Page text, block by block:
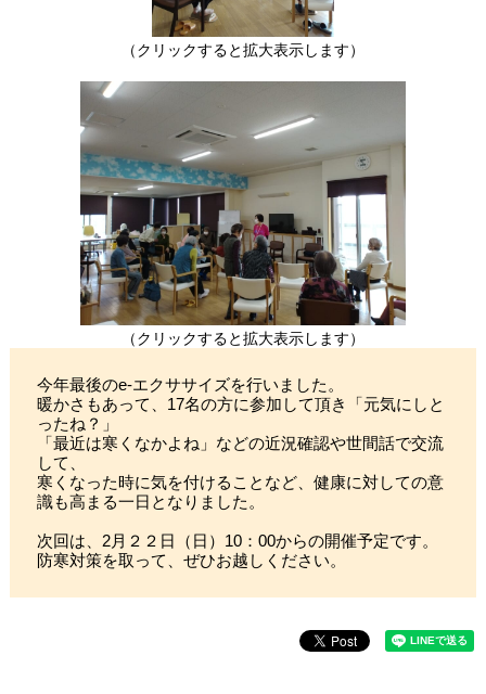
（クリックすると拡大表示します）
（クリックすると拡大表示します）
今年最後のe-エクササイズを行いました。
暖かさもあって、17名の方に参加して頂き「元気にしと
ったね？」
「最近は寒くなかよね」などの近況確認や世間話で交流
して、
寒くなった時に気を付けることなど、健康に対しての意
識も高まる一日となりました。
次回は、2月２２日（日）10：00からの開催予定です。
防寒対策を取って、ぜひお越しください。